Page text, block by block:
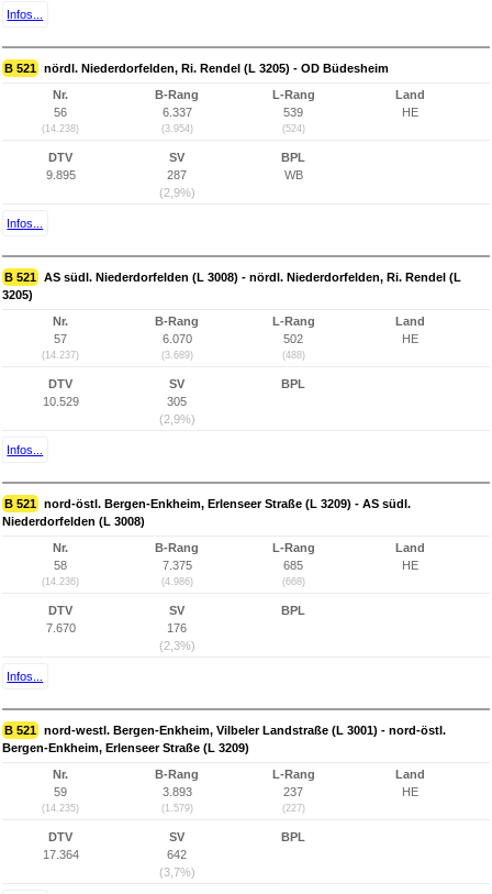
Infos...
B 521 nördl. Niederdorfelden, Ri. Rendel (L 3205) - OD Büdesheim
Nr.
56
(14.238)
B-Rang
6.337
(3.954)
L-Rang
539
(524)
Land
HE
DTV
9.895
SV
287
(2,9%)
BPL
WB
Infos...
B 521 AS südl. Niederdorfelden (L 3008) - nördl. Niederdorfelden, Ri. Rendel (L
3205)
Nr.
57
(14.237)
B-Rang
6.070
(3.689)
L-Rang
502
(488)
Land
HE
DTV
10.529
SV
305
(2,9%)
BPL
Infos...
B 521 nord-östl. Bergen-Enkheim, Erlenseer Straße (L 3209) - AS südl.
Niederdorfelden (L 3008)
Nr.
58
(14.236)
B-Rang
7.375
(4.986)
L-Rang
685
(668)
Land
HE
DTV
7.670
SV
176
(2,3%)
BPL
Infos...
B 521 nord-westl. Bergen-Enkheim, Vilbeler Landstraße (L 3001) - nord-östl.
Bergen-Enkheim, Erlenseer Straße (L 3209)
Nr.
59
(14.235)
B-Rang
3.893
(1.579)
L-Rang
237
(227)
Land
HE
DTV
17.364
SV
642
(3,7%)
BPL